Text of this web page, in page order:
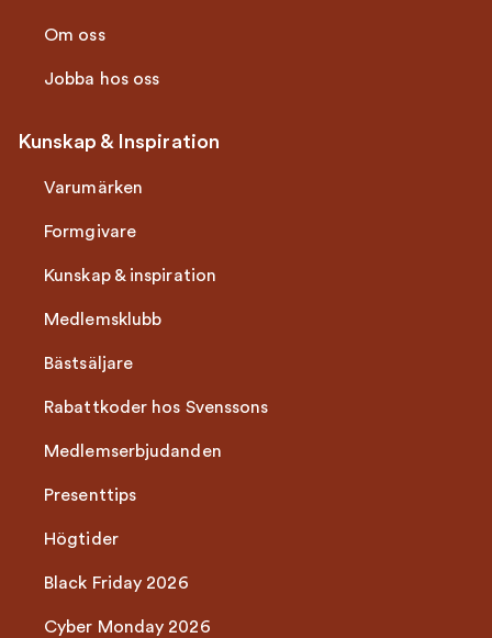
Om oss
Jobba hos oss
Kunskap & Inspiration
Varumärken
Formgivare
Kunskap & inspiration
Medlemsklubb
Bästsäljare
Rabattkoder hos Svenssons
Medlemserbjudanden
Presenttips
Högtider
Black Friday 2026
Cyber Monday 2026